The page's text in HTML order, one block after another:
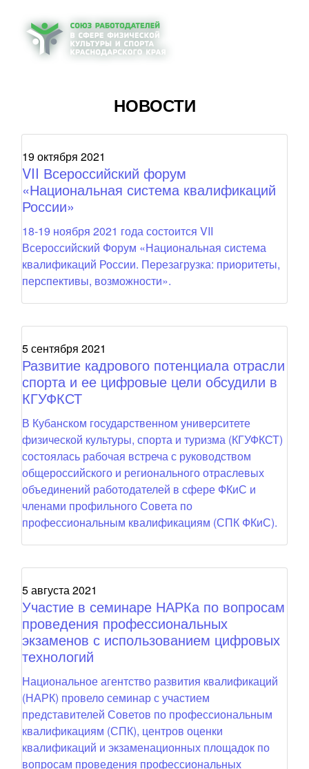
НОВОСТИ
19 октября 2021
VII Всероссийский форум
«Национальная система квалификаций
России»
18-19 ноября 2021 года состоится VII
Всероссийский Форум «Национальная система
квалификаций России. Перезагрузка: приоритеты,
перспективы, возможности».
5 сентября 2021
Развитие кадрового потенциала отрасли
спорта и ее цифровые цели обсудили в
КГУФКСТ
В Кубанском государственном университете
физической культуры, спорта и туризма (КГУФКСТ)
состоялась рабочая встреча с руководством
общероссийского и регионального отраслевых
объединений работодателей в сфере ФКиС и
членами профильного Совета по
профессиональным квалификациям (СПК ФКиС).
5 августа 2021
Участие в семинаре НАРКа по вопросам
проведения профессиональных
экзаменов с использованием цифровых
технологий
Национальное агентство развития квалификаций
(НАРК) провело семинар с участием
представителей Советов по профессиональным
квалификациям (СПК), центров оценки
квалификаций и экзаменационных площадок по
вопросам проведения профессиональных